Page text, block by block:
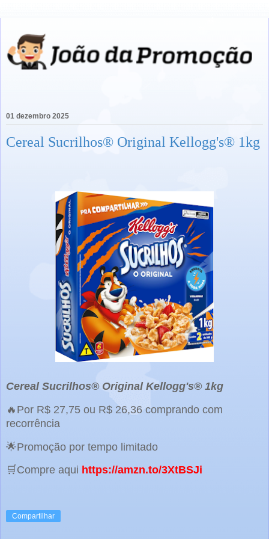
01 dezembro 2025
Cereal Sucrilhos® Original Kellogg's® 1kg
Cereal Sucrilhos® Original Kellogg's® 1kg
🔥Por R$ 27,75 ou R$ 26,36 comprando com
recorrência
🌟Promoção por tempo limitado
🛒Compre aqui https://amzn.to/3XtBSJi
Compartilhar